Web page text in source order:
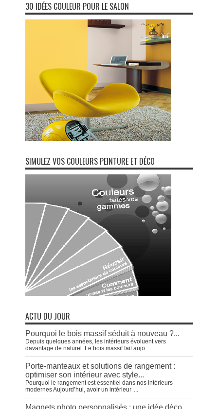
30 IDÉES COULEUR POUR LE SALON
SIMULEZ VOS COULEURS PEINTURE ET DÉCO
ACTU DU JOUR
Pourquoi le bois massif séduit à nouveau ?...
Depuis quelques années, les intérieurs évoluent vers
davantage de naturel. Le bois massif fait aujo ...
Porte-manteaux et solutions de rangement :
optimiser son intérieur avec style...
Pourquoi le rangement est essentiel dans nos intérieurs
modernes Aujourd’hui, avoir un intérieur ...
Magnets photo personnalisés : une idée déco